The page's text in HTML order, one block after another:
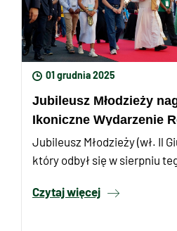
01 grudnia 2025
Jubileusz Młodzieży
Ikoniczne Wydarzenie
Event Awards 2025
Jubileusz Młodzieży (wł. Il
który odbył się w sierpniu
Czytaj więcej